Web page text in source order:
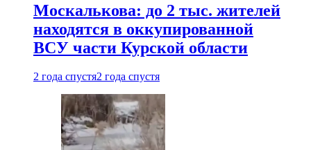
Москалькова: до 2 тыс. жителей
находятся в оккупированной
ВСУ части Курской области
2 года спустя2 года спустя